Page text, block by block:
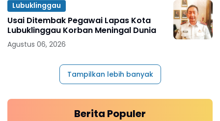
Lubuklinggau
Usai Ditembak Pegawai Lapas Kota
Lubuklinggau Korban Meningal Dunia
Agustus 06, 2026
Tampilkan lebih banyak
Berita Populer